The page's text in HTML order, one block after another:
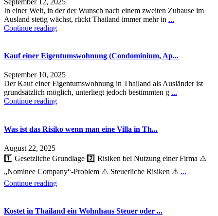
September 12, 2025
In einer Welt, in der der Wunsch nach einem zweiten Zuhause im
Ausland stetig wächst, rückt Thailand immer mehr in ...
Continue reading
Kauf einer Eigentumswohnung (Condominium, Ap...
September 10, 2025
Der Kauf einer Eigentumswohnung in Thailand als Ausländer ist
grundsätzlich möglich, unterliegt jedoch bestimmten g ...
Continue reading
Was ist das Risiko wenn man eine Villa in Th...
August 22, 2025
1️⃣ Gesetzliche Grundlage 2️⃣ Risiken bei Nutzung einer Firma ⚠️
„Nominee Company“-Problem ⚠️ Steuerliche Risiken ⚠ ...
Continue reading
Kostet in Thailand ein Wohnhaus Steuer oder ...